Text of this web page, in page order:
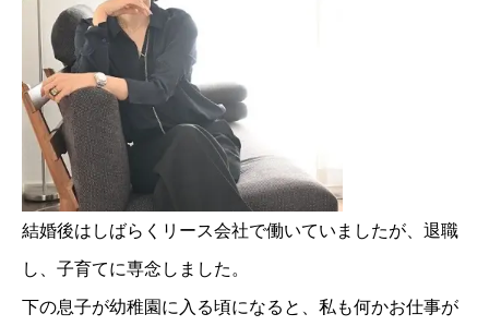
結婚後はしばらくリース会社で働いていましたが、退職
し、子育てに専念しました。
下の息子が幼稚園に入る頃になると、私も何かお仕事が